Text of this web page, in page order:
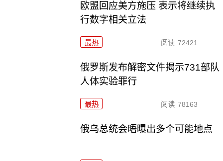
欧盟回应美方施压 表示将继续执
行数字相关立法
最热 阅读 72421
俄罗斯发布解密文件揭示731部队
人体实验罪行
最热 阅读 78163
俄乌总统会晤曝出多个可能地点